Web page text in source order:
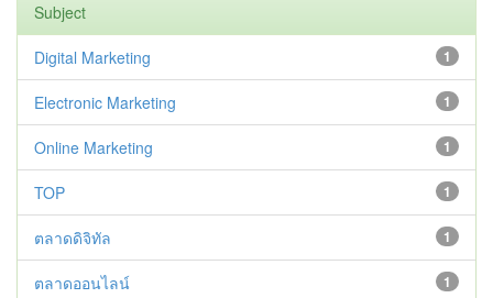
Subject
1
Digital Marketing
1
Electronic Marketing
1
Online Marketing
1
TOP
1
ตลาดดิจิทัล
1
ตลาดออนไลน์